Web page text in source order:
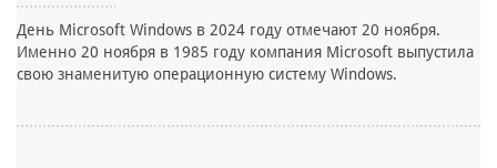
День Microsoft Windows в 2024 году отмечают 20 ноября.
Именно 20 ноября в 1985 году компания Microsoft выпустила
свою знаменитую операционную систему Windows.